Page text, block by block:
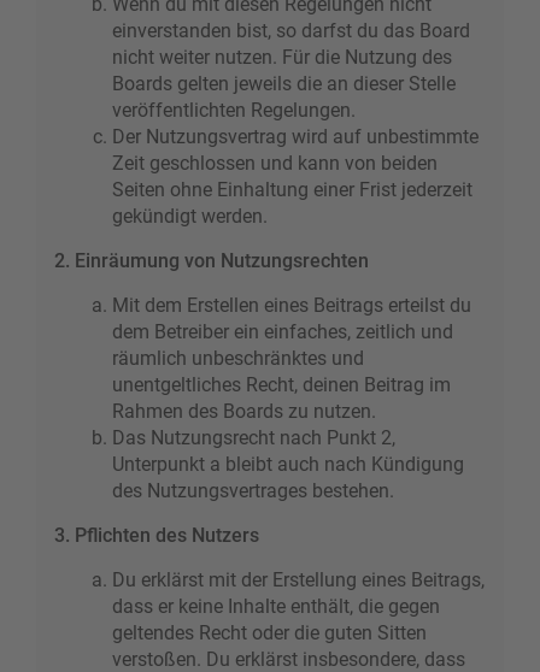
einverstanden bist, so darfst du das Board
nicht weiter nutzen. Für die Nutzung des
Boards gelten jeweils die an dieser Stelle
veröffentlichten Regelungen.
Der Nutzungsvertrag wird auf unbestimmte
Zeit geschlossen und kann von beiden
Seiten ohne Einhaltung einer Frist jederzeit
gekündigt werden.
2. Einräumung von Nutzungsrechten
Mit dem Erstellen eines Beitrags erteilst du
dem Betreiber ein einfaches, zeitlich und
räumlich unbeschränktes und
unentgeltliches Recht, deinen Beitrag im
Rahmen des Boards zu nutzen.
Das Nutzungsrecht nach Punkt 2,
Unterpunkt a bleibt auch nach Kündigung
des Nutzungsvertrages bestehen.
3. Pflichten des Nutzers
Du erklärst mit der Erstellung eines Beitrags,
dass er keine Inhalte enthält, die gegen
geltendes Recht oder die guten Sitten
verstoßen. Du erklärst insbesondere, dass